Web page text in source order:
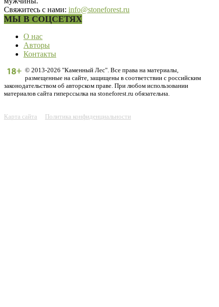
Свяжитесь с нами: info@stoneforest.ru
МЫ В СОЦСЕТЯХ
О нас
Авторы
Контакты
© 2013-2026 "Каменный Лес". Все права на материалы,
размещенные на сайте, защищены в соответствии с российским
законодательством об авторском праве. При любом использовании
материалов сайта гиперссылка на stoneforest.ru обязательна.
Карта сайта Политика конфиденциальности